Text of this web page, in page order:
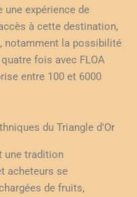
une expérience de
à cette destination,
notamment la possibilité
fois avec FLOA
entre 100 et 6000
du Triangle d'Or
une tradition
acheteurs se
de fruits,